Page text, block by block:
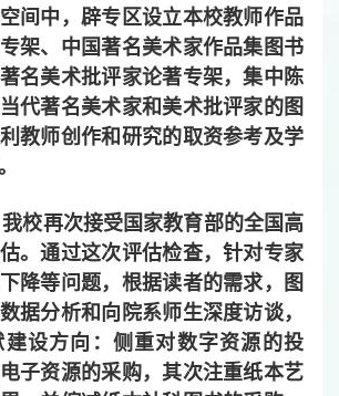
间中，辟专区设立本校教师作品
架、中国著名美术家作品集图书
名美术批评家论著专架，集中陈
代著名美术家和美术批评家的图
教师创作和研究的取资参考及学
校再次接受国家教育部的全国高
。通过这次评估检查，针对专家
降等问题，根据读者的需求，图
据分析和向院系师生深度访谈，
设方向：侧重对数字资源的投
子资源的采购，其次注重纸本艺